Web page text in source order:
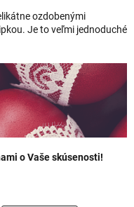
ozdobenými
Je to veľmi jednoduché
o Vaše skúsenosti!